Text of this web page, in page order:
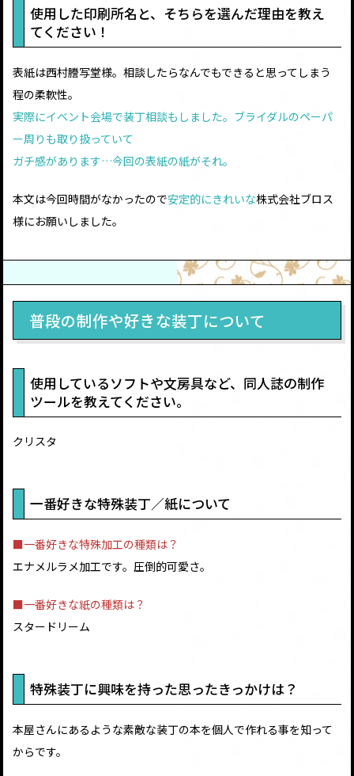
使用した印刷所名と、そちらを選んだ理由を教え
てください！
表紙は西村謄写堂様。相談したらなんでもできると思ってしまう
程の柔軟性。
実際にイベント会場で装丁相談もしました。ブライダルのペーパ
ー周りも取り扱っていて
ガチ感があります…今回の表紙の紙がそれ。
本文は今回時間がなかったので安定的にきれいな株式会社ブロス
様にお願いしました。
普段の制作や好きな装丁について
使用しているソフトや文房具など、同人誌の制作
ツールを教えてください。
クリスタ
一番好きな特殊装丁／紙について
■一番好きな特殊加工の種類は？
エナメルラメ加工です。圧倒的可愛さ。
■一番好きな紙の種類は？
スタードリーム
特殊装丁に興味を持った思ったきっかけは？
本屋さんにあるような素敵な装丁の本を個人で作れる事を知って
からです。